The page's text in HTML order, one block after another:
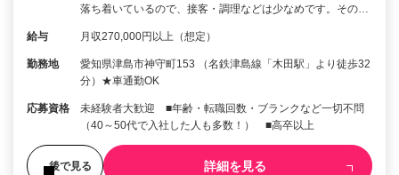
落ち着いているので、接客・調理などは少なめです。その…
給与 月収270,000円以上（想定）
勤務地
愛知県津島市神守町153 （名鉄津島線「木田駅」より徒歩32
分）★車通勤OK
応募資格
未経験者大歓迎 ■年齢・転職回数・ブランクなど一切不問
（40～50代で入社した人も多数！） ■高卒以上
後で見る 詳細を見る